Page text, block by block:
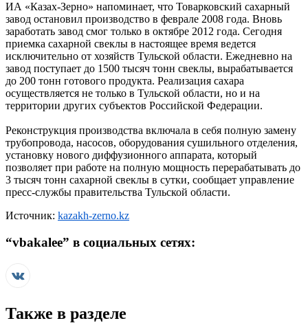
ИА «Казах-Зерно» напоминает, что Товарковский сахарный
завод остановил производство в феврале 2008 года. Вновь
заработать завод смог только в октябре 2012 года. Сегодня
приемка сахарной свеклы в настоящее время ведется
исключительно от хозяйств Тульской области. Ежедневно на
завод поступает до 1500 тысяч тонн свеклы, вырабатывается
до 200 тонн готового продукта. Реализация сахара
осуществляется не только в Тульской области, но и на
территории других субъектов Российской Федерации.
Реконструкция производства включала в себя полную замену
трубопровода, насосов, оборудования сушильного отделения,
установку нового диффузионного аппарата, который
позволяет при работе на полную мощность перерабатывать до
3 тысяч тонн сахарной свеклы в сутки, сообщает управление
пресс-службы правительства Тульской области.
Источник: kazakh-zerno.kz
“vbakalee” в социальных сетях:
Также в разделе